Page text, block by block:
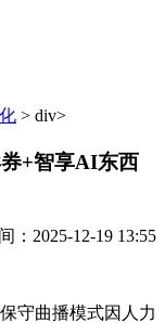
> div>
+智享AI东西
：2025-12-19 13:55
守曲播模式因人力